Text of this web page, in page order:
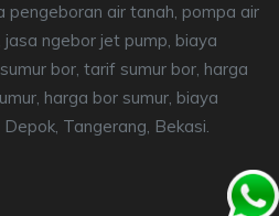
pengeboran air tanah, pompa air
ngebor jet pump, biaya
bor, tarif sumur bor, harga
harga bor sumur, biaya
Tangerang, Bekasi.